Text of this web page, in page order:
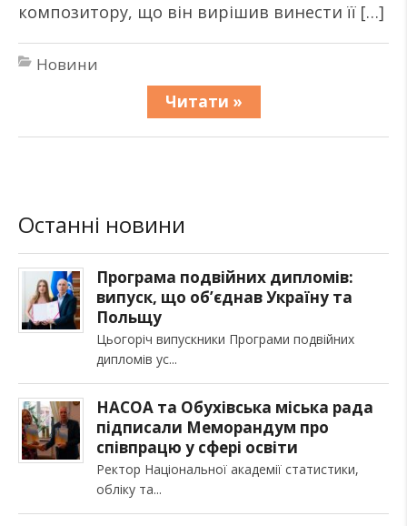
композитору, що він вирішив винести її […]
Новини
Читати »
Останні новини
Програма подвійних дипломів:
випуск, що об’єднав Україну та
Польщу
Цьогоріч випускники Програми подвійних
дипломів ус
НАСОА та Обухівська міська рада
підписали Меморандум про
співпрацю у сфері освіти
Ректор Національної академії статистики,
обліку та